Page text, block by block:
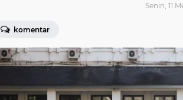
Senin, 11
komentar